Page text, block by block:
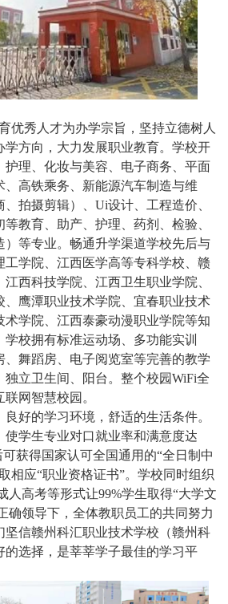
优秀人才为办学宗旨，坚持立德树人
学方向，大力发展职业教育。学校开
护理、化妆与美容、电子商务、平面
、高铁乘务、新能源汽车制造与维
拍摄剪辑）、Ui设计、工程造价、
教育、助产、护理、药剂、检验、
）等专业。畅通升学渠道学校先后与
工学院、江西医学高等专科学校、赣
西科技学院、江西卫生职业学院、
、鹰潭职业技术学院、宜春职业技术
术学院、江西泰豪动漫职业学院等知
校拥有标准运动场、多功能实训
、舞蹈房、电子阅览室等完善的教学
立卫生间、阳台。整个校园WiFi全
网智慧校园。
好的学习环境，舒适的生活条件。
使学生专业对口就业率和满意度达
获得国家认可全国通用的“全日制中
相应“职业资格证书”。学校同时组织
人高考等形式让99%学生取得“大学文
确领导下，全体教职员工的共同努力
坚信赣州科汇职业技术学校（赣州科
的选择，是莘莘学子最佳的学习平